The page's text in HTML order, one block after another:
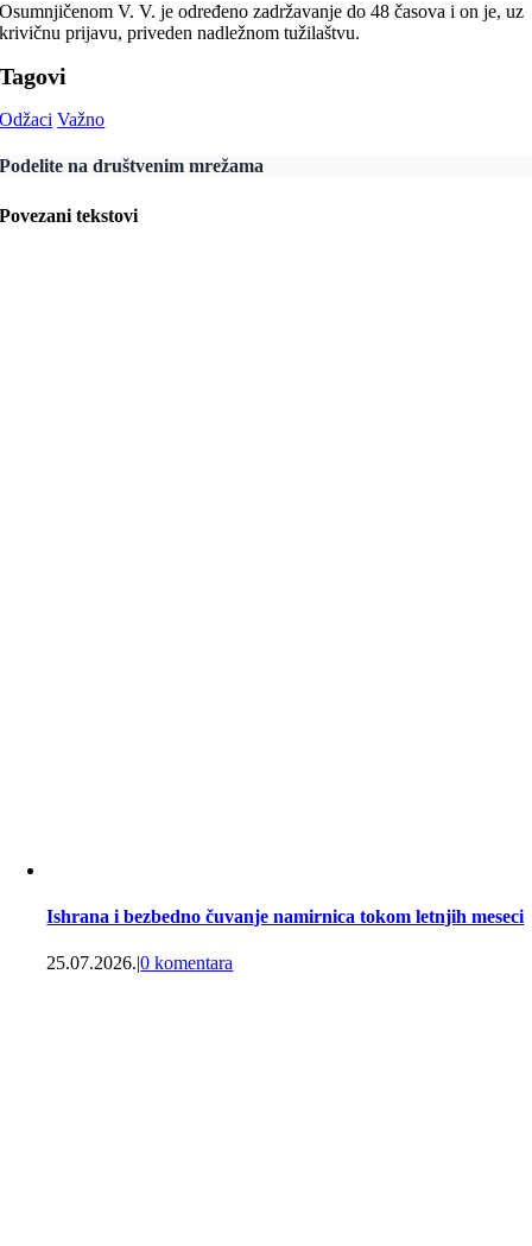
Osumnjičenom V. V. je određeno zadržavanje do 48 časova i on je, uz
krivičnu prijavu, priveden nadležnom tužilaštvu.
Tagovi
Odžaci Važno
Podelite na društvenim mrežama
Povezani tekstovi
Ishrana i bezbedno čuvanje namirnica tokom letnjih meseci
25.07.2026.|0 komentara